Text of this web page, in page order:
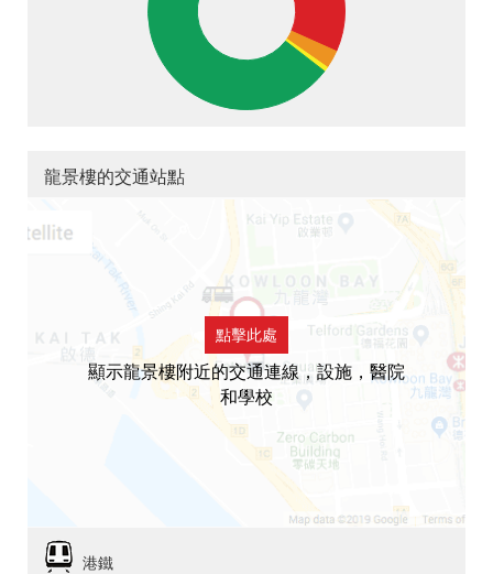
龍景樓的交通站點
點擊此處
顯示龍景樓附近的交通連線，設施，醫院
和學校
港鐵